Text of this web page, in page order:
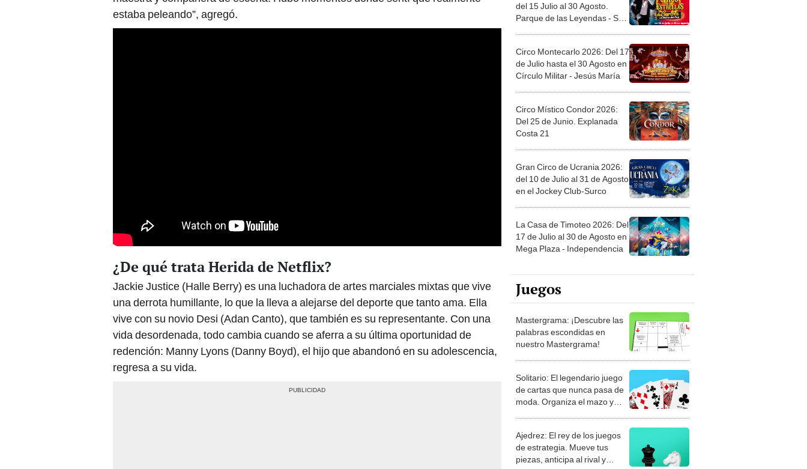
estaba peleando”, agregó.
¿De qué trata Herida de Netflix?
Jackie Justice (Halle Berry) es una luchadora de artes marciales mixtas que vive
una derrota humillante, lo que la lleva a alejarse del deporte que tanto ama. Ella
vive con su novio Desi (Adan Canto), que también es su representante. Con una
vida desordenada, todo cambia cuando se aferra a su última oportunidad de
redención: Manny Lyons (Danny Boyd), el hijo que abandonó en su adolescencia,
regresa a su vida.
del 15 Julio al 30 Agosto.
Parque de las Leyendas - San
Circo Montecarlo 2026: Del 17
de Julio hasta el 30 Agosto en
Círculo Militar - Jesús María
Circo Místico Condor 2026:
Del 25 de Junio. Explanada
Costa 21
Gran Circo de Ucrania 2026:
del 10 de Julio al 31 de Agosto
en el Jockey Club-Surco
La Casa de Timoteo 2026: Del
17 de Julio al 30 de Agosto en
Mega Plaza - Independencia
Juegos
Mastergrama: ¡Descubre las
palabras escondidas en
nuestro Mastergrama!
Solitario: El legendario juego
de cartas que nunca pasa de
moda. Organiza el mazo y
Ajedrez: El rey de los juegos
de estrategia. Mueve tus
piezas, anticipa al rival y